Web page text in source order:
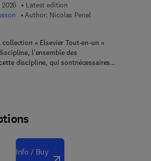
Latest edition
Author: Nicolas Penel
« Elsevier Tout-en-un »
l’ensemble des
discipline, qui sontnécessaires…
Info / Buy